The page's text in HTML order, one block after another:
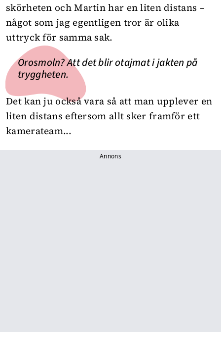
skörheten och Martin har en liten distans –
något som jag egentligen tror är olika
uttryck för samma sak.
Orosmoln? Att det blir otajmat i jakten på
tryggheten.
Det kan ju också vara så att man upplever en
liten distans eftersom allt sker framför ett
kamerateam...
Annons